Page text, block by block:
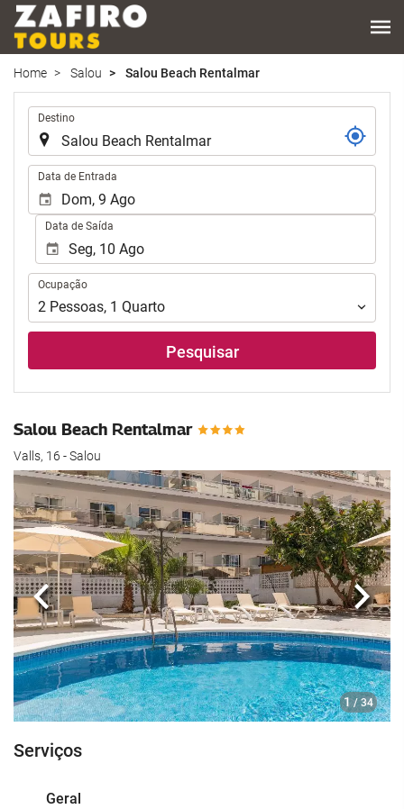
Home Salou Salou Beach Rentalmar
Destino
Data de Entrada
Data de Saída
Ocupação
Ocupação
2 Pessoas, 1 Quarto
Pesquisar
Salou Beach Rentalmar
Valls, 16 - Salou
1 / 34
Anterior
Serviços
Geral